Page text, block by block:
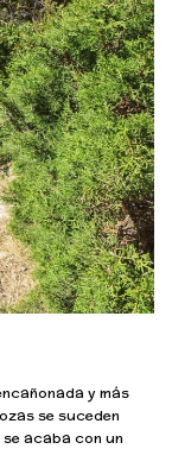
y más
se suceden
acaba con un